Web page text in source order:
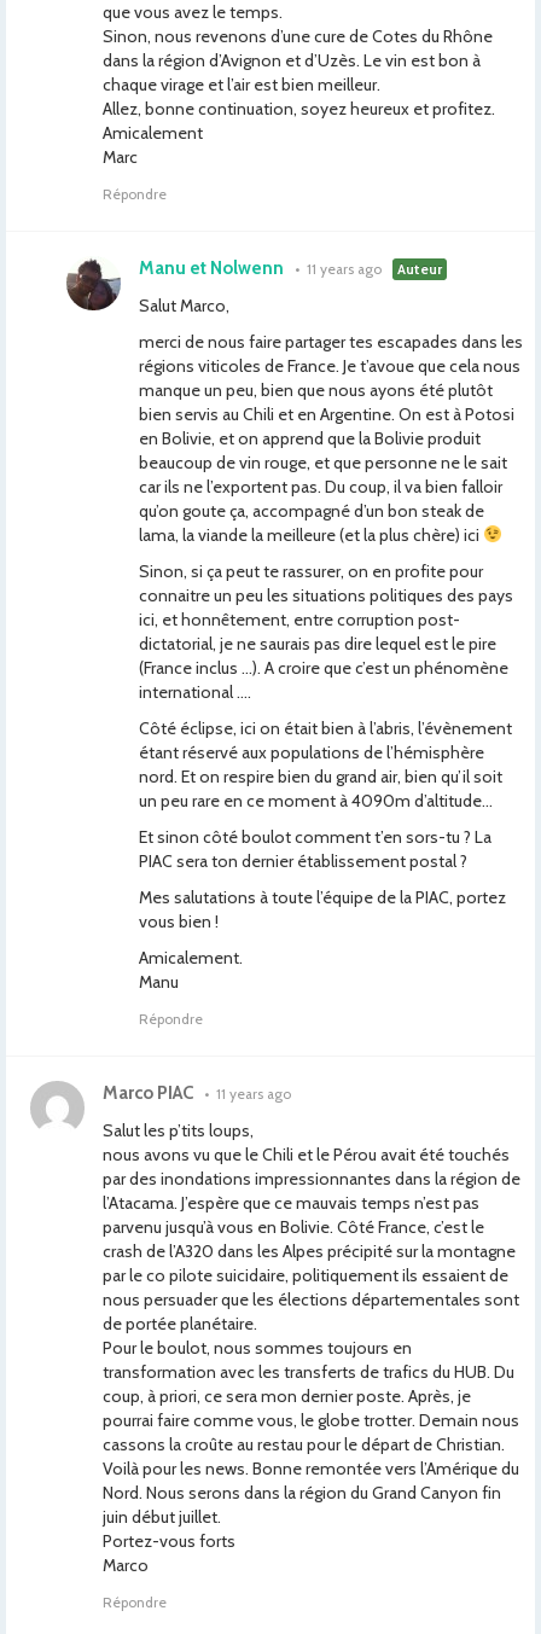
que vous avez le temps.
Sinon, nous revenons d’une cure de Cotes du Rhône
dans la région d’Avignon et d’Uzès. Le vin est bon à
chaque virage et l’air est bien meilleur.
Allez, bonne continuation, soyez heureux et profitez.
Amicalement
Marc
Répondre
Manu et Nolwenn • 11 years ago Auteur
Salut Marco,
merci de nous faire partager tes escapades dans les
régions viticoles de France. Je t’avoue que cela nous
manque un peu, bien que nous ayons été plutôt
bien servis au Chili et en Argentine. On est à Potosi
en Bolivie, et on apprend que la Bolivie produit
beaucoup de vin rouge, et que personne ne le sait
car ils ne l’exportent pas. Du coup, il va bien falloir
qu’on goute ça, accompagné d’un bon steak de
lama, la viande la meilleure (et la plus chère) ici
Sinon, si ça peut te rassurer, on en profite pour
connaitre un peu les situations politiques des pays
ici, et honnêtement, entre corruption post-
dictatorial, je ne saurais pas dire lequel est le pire
(France inclus …). A croire que c’est un phénomène
international ….
Côté éclipse, ici on était bien à l’abris, l’évènement
étant réservé aux populations de l’hémisphère
nord. Et on respire bien du grand air, bien qu’il soit
un peu rare en ce moment à 4090m d’altitude…
Et sinon côté boulot comment t’en sors-tu ? La
PIAC sera ton dernier établissement postal ?
Mes salutations à toute l’équipe de la PIAC, portez
vous bien !
Amicalement.
Manu
Répondre
Marco PIAC • 11 years ago
Salut les p’tits loups,
nous avons vu que le Chili et le Pérou avait été touchés
par des inondations impressionnantes dans la région de
l’Atacama. J’espère que ce mauvais temps n’est pas
parvenu jusqu’à vous en Bolivie. Côté France, c’est le
crash de l’A320 dans les Alpes précipité sur la montagne
par le co pilote suicidaire, politiquement ils essaient de
nous persuader que les élections départementales sont
de portée planétaire.
Pour le boulot, nous sommes toujours en
transformation avec les transferts de trafics du HUB. Du
coup, à priori, ce sera mon dernier poste. Après, je
pourrai faire comme vous, le globe trotter. Demain nous
cassons la croûte au restau pour le départ de Christian.
Voilà pour les news. Bonne remontée vers l’Amérique du
Nord. Nous serons dans la région du Grand Canyon fin
juin début juillet.
Portez-vous forts
Marco
Répondre